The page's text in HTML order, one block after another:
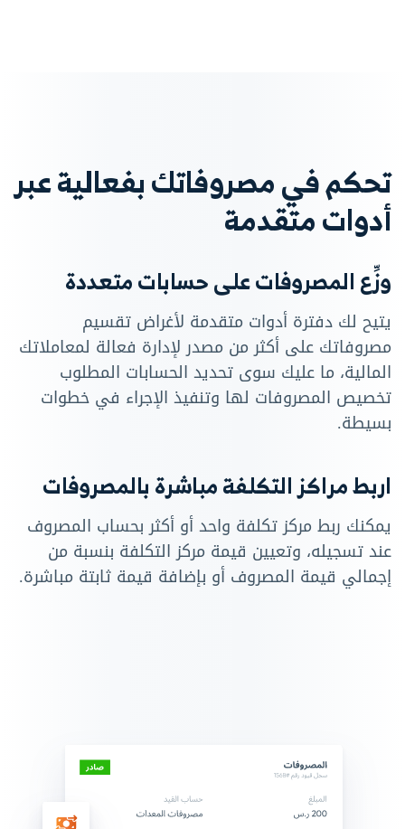
تحكم في مصروفاتك بفعالية عبر
أدوات متقدمة
وزِّع المصروفات على حسابات متعددة
يتيح لك دفترة أدوات متقدمة لأغراض تقسيم
مصروفاتك على أكثر من مصدر لإدارة فعالة لمعاملاتك
المالية، ما عليك سوى تحديد الحسابات المطلوب
تخصيص المصروفات لها وتنفيذ الإجراء في خطوات
بسيطة.
اربط مراكز التكلفة مباشرة بالمصروفات
يمكنك ربط مركز تكلفة واحد أو أكثر بحساب المصروف
عند تسجيله، وتعيين قيمة مركز التكلفة بنسبة من
إجمالي قيمة المصروف أو بإضافة قيمة ثابتة مباشرة.